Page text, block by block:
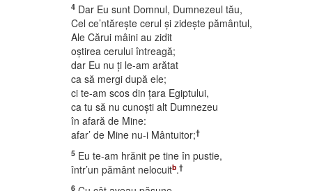
4 Dar Eu sunt Domnul, Dumnezeul tău,
Cel ce’ntăreşte cerul şi zideşte pământul,
Ale Cărui mâini au zidit
oştirea cerului întreagă;
dar Eu nu ţi le-am arătat
ca să mergi după ele;
ci te-am scos din ţara Egiptului,
ca tu să nu cunoşti alt Dumnezeu
în afară de Mine:
afar’ de Mine nu-i Mântuitor;†
5 Eu te-am hrănit pe tine în pustie,
într’un pământ nelocuitb.†
6